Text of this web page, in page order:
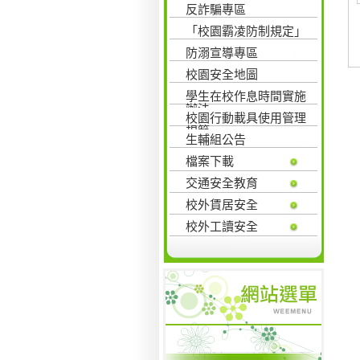
反詐騙專區
「校園霸凌防制規定」
防溺宣導專區
校園安全地圖
學生在校作息時間實施
辦法
校園行動載具使用管理
規範
生輔組公告
檔案下載
交通安全教育
校外賃居安全
校外工讀安全